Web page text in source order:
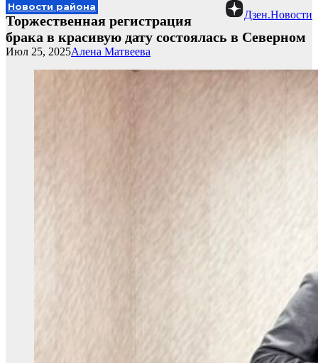
Дзен.Новости
Новости района
Торжественная регистрация
брака в красивую дату состоялась в Северном
Алена Матвеева
Июл 25, 2025